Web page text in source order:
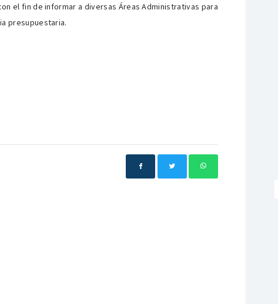
el fin de informar a diversas Áreas Administrativas para
presupuestaria.